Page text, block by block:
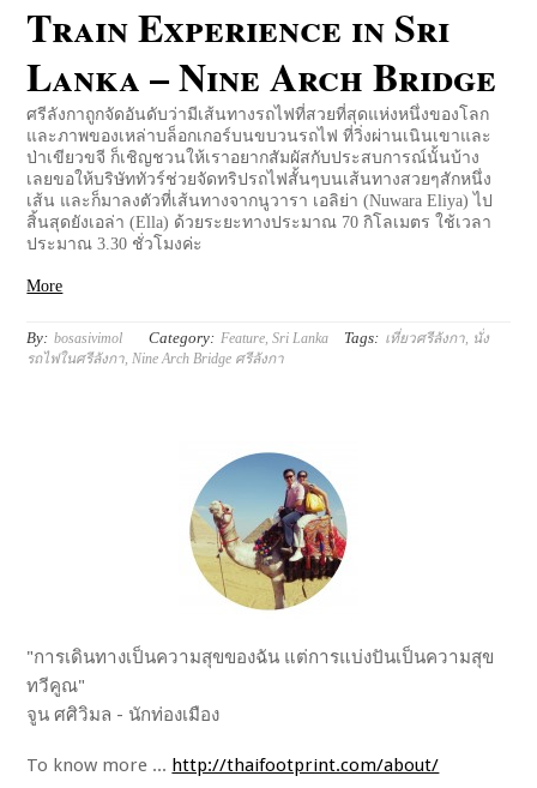
Train Experience in Sri
Lanka – Nine Arch Bridge
ศรีลังกาถูกจัดอันดับว่ามีเส้นทางรถไฟที่สวยที่สุดแห่งหนึ่งของโลก
และภาพของเหล่าบล็อกเกอร์บนขบวนรถไฟ ที่วิ่งผ่านเนินเขาและ
ป่าเขียวขจี ก็เชิญชวนให้เราอยากสัมผัสกับประสบการณ์นั้นบ้าง
เลยขอให้บริษัททัวร์ช่วยจัดทริปรถไฟสั้นๆบนเส้นทางสวยๆสักหนึ่ง
เส้น และก็มาลงตัวที่เส้นทางจากนูวารา เอลิย่า (Nuwara Eliya) ไป
สิ้นสุดยังเอล่า (Ella) ด้วยระยะทางประมาณ 70 กิโลเมตร ใช้เวลา
ประมาณ 3.30 ชั่วโมงค่ะ
More
By: bosasivimol Category: Feature ,Sri Lanka Tags: เที่ยวศรีลังกา, นั่ง
รถไฟในศรีลังกา Nine Arch Bridge ศรีลังกา
"การเดินทางเป็นความสุขของฉัน แต่การแบ่งปันเป็นความสุข
ทวีคูณ"
จูน ศศิวิมล - นักท่องเมือง
To know more ... http://thaifootprint.com/about/